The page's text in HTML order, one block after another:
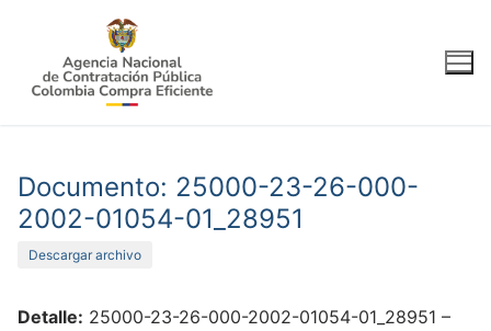
contenido
Documento: 25000-23-26-000-
2002-01054-01_28951
Descargar archivo
Detalle: 25000-23-26-000-2002-01054-01_28951 –